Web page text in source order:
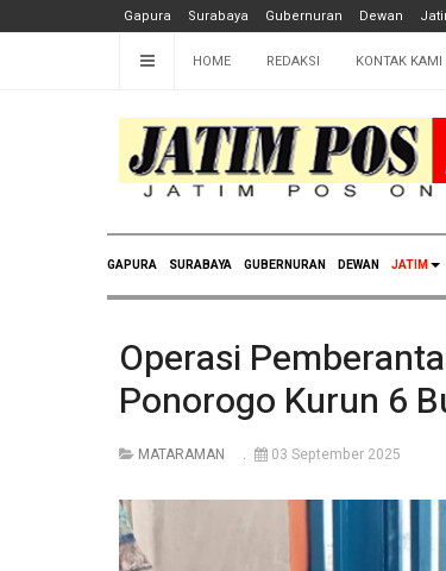
Gapura Surabaya Gubernuran Dewan
HOME REDAKSI KONTAK KAMI
GAPURA SURABAYA GUBERNURAN DEWAN JATIM
Operasi
Ponorogo Kurun 6
MATARAMAN 03 September 2025